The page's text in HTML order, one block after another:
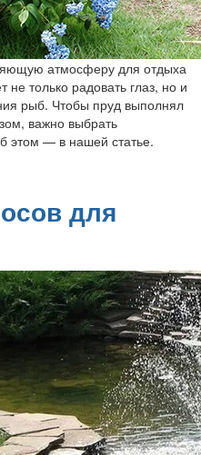
атмосферу для отдыха
только радовать глаз, но и
рыб. Чтобы пруд выполнял
важно выбрать
этом — в нашей статье.
для